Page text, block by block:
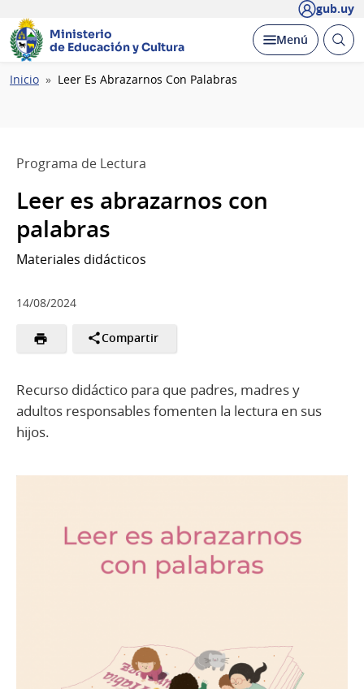
gub.uy
Ministerio
de Educación y Cultura
Desplegar
Menú Abrir
Ruta
Inicio Leer Es Abrazarnos Con Palabras
Programa de Lectura
Leer es abrazarnos con
palabras
Materiales didácticos
14/08/2024
Compartir
Recurso didáctico para que padres, madres y
adultos responsables fomenten la lectura en sus
hijos.